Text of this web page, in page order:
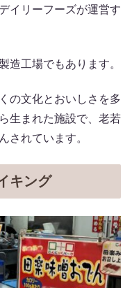
イリーフーズが運営す
造工場でもあります。
の文化とおいしさを多
生まれた施設で、老若
されています。
キング